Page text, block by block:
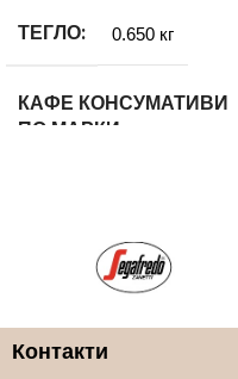
ТЕГЛО 0.650 кг
КАФЕ КОНСУМАТИВИ
ПО МАРКИ
Контакти